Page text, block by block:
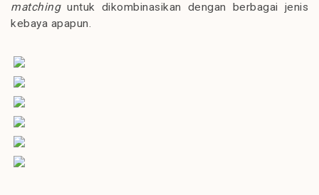
matching untuk dikombinasikan dengan berbagai jenis
kebaya apapun.